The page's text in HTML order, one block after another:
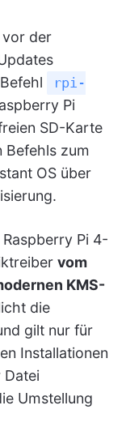
vor der
rpi-
Pi
SD-Karte
Befehls zum
OS über
Pi 4-
vom
KMS-
die
gilt nur für
Installationen
Datei
Umstellung